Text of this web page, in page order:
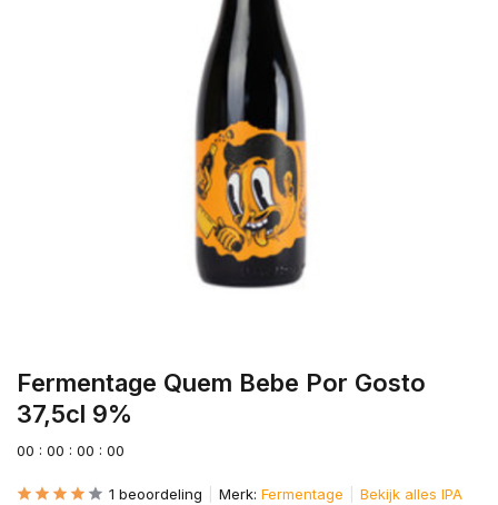
Fermentage Quem Bebe Por Gosto
37,5cl 9%
00 : 00 : 00 : 00
1 beoordeling Merk: Fermentage Bekijk alles IPA